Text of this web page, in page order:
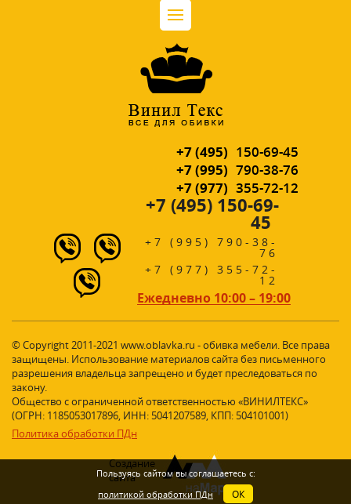
Пользуясь сайтом вы соглашаетесь с:
политикой обработки ПДн
ОК
+7 (495) 150-69-45
+7 (995) 790-38-76
+7 (977) 355-72-12
+7 (495) 150-69-
45
+7 (995) 790-38-
76
+7 (977) 355-72-
12
Ежедневно 10:00 – 19:00
© Copyright 2011-2021 www.oblavka.ru - обивка мебели. Все права
защищены. Использование материалов сайта без письменного
разрешения владельца запрещено и будет преследоваться по
закону.
Общество с ограниченной ответственностью «ВИНИЛТЕКС»
(ОГРН: 1185053017896, ИНН: 5041207589, КПП: 504101001)
Политика обработки ПДн
Создание
сайта